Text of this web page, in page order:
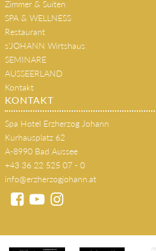
Zimmer & Suiten
SPA & WELLNESS
Restaurant
s'JOHANN Wirtshaus
SEMINARE
AUSSEERLAND
Kontakt
KONTAKT
Spa Hotel Erzherzog Johann
Kurhausplatz 62
A-8990 Bad Aussee
+43 36 22 525 07 - 0
info@erzherzogjohann.at